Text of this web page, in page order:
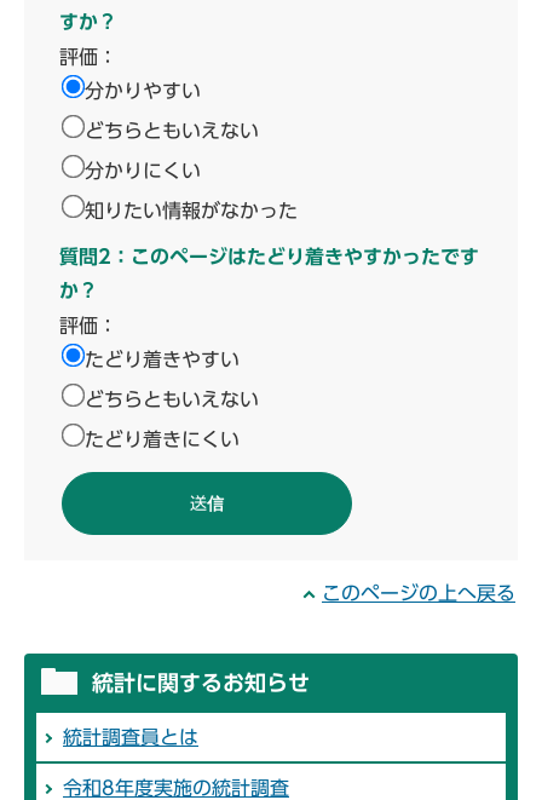
すか？
評価：
分かりやすい
どちらともいえない
分かりにくい
知りたい情報がなかった
質問2：このページはたどり着きやすかったです
か？
評価：
たどり着きやすい
どちらともいえない
たどり着きにくい
このページの上へ戻る
統計に関するお知らせ
統計調査員とは
令和8年度実施の統計調査